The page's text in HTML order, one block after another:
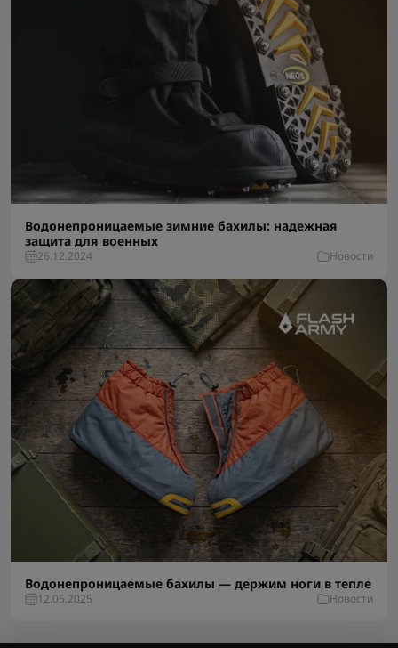
Водонепроницаемые зимние бахилы: надежная
защита для военных
26.12.2024 Новости
Водонепроницаемые бахилы — держим ноги в тепле
12.05.2025 Новости